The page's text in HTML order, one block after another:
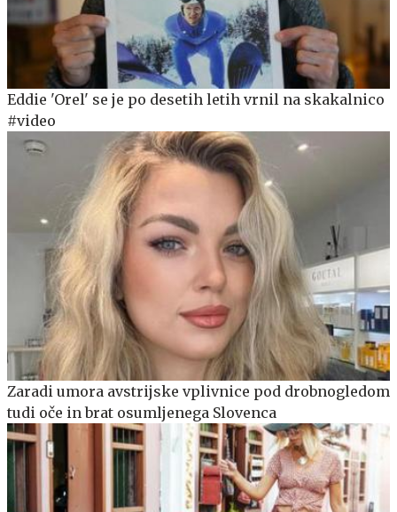
Eddie 'Orel' se je po desetih letih vrnil na skakalnico
#video
Zaradi umora avstrijske vplivnice pod drobnogledom
tudi oče in brat osumljenega Slovenca